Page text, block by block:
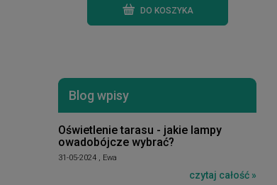
DO KOSZYKA
Blog wpisy
Oświetlenie tarasu - jakie lampy
owadobójcze wybrać?
31-05-2024 , Ewa
czytaj całość »